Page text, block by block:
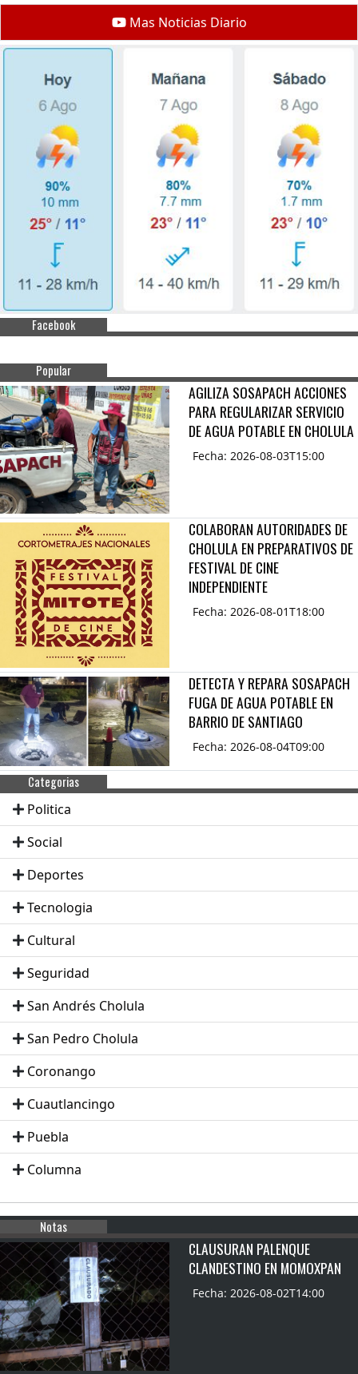
Mas Noticias Diario
Facebook
Popular
AGILIZA SOSAPACH ACCIONES
PARA REGULARIZAR SERVICIO
DE AGUA POTABLE EN CHOLULA
Fecha: 2026-08-03T15:00
COLABORAN AUTORIDADES DE
CHOLULA EN PREPARATIVOS DE
FESTIVAL DE CINE
INDEPENDIENTE
Fecha: 2026-08-01T18:00
DETECTA Y REPARA SOSAPACH
FUGA DE AGUA POTABLE EN
BARRIO DE SANTIAGO
Fecha: 2026-08-04T09:00
Categorias
Politica
Social
Deportes
Tecnologia
Cultural
Seguridad
San Andrés Cholula
San Pedro Cholula
Coronango
Cuautlancingo
Puebla
Columna
Notas
CLAUSURAN PALENQUE
CLANDESTINO EN MOMOXPAN
Fecha: 2026-08-02T14:00